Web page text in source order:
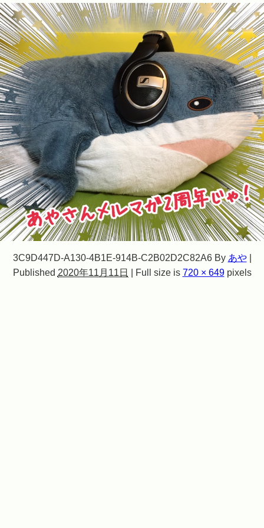
3C9D447D-A130-4B1E-914B-C2B02D2C82A6 By あや
Published 2020年11月11日 Full size is 720 × 649pixels